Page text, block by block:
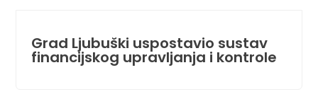
Grad Ljubuški uspostavio sustav
financijskog upravljanja i kontrole